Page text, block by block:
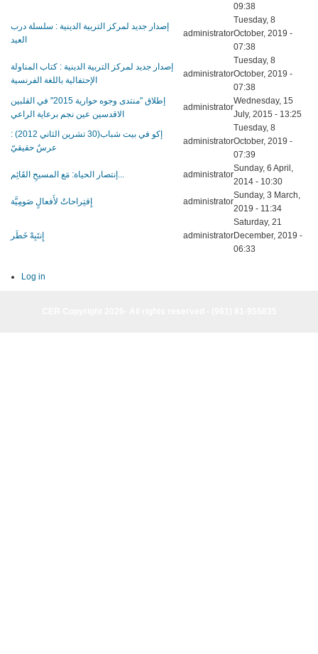
09:38
إصدار جديد لمركز التربية الدينية : سلسلة درب
العيد
administrator
Tuesday, 8
October, 2019 -
07:38
إصدار جديد لمركز التربية الدينية : كتاب المناولة
الإحتفالية باللغة الفرنسية
administrator
Tuesday, 8
October, 2019 -
07:38
إطلاق "منتدى وجوه حوارية 2015" في القلبين
الاقدسين عين نجم برعاية الراعي
administrator
Wednesday, 15
July, 2015 - 13:25
إكو في بيت شباب(30 تشرين الثاني 2012) :
عرسٌ حقيقيّ
administrator
Tuesday, 8
October, 2019 -
07:39
administrator
Sunday, 6 April,
2014 - 10:30
إِقتِراحاتٌ لأَفعالٍ صَومِيَّة
administrator
Sunday, 3 March,
2019 - 11:34
إِنتَبِهْ خَطَر administrator
Saturday, 21
December, 2019 -
06:33
Log in